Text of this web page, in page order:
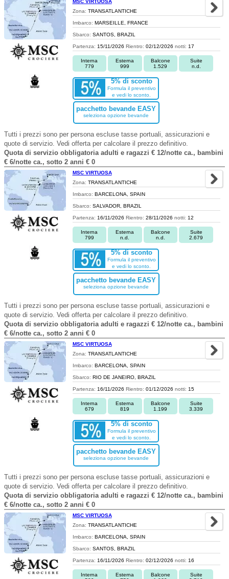
MSC VIRTUOSA
Zona: TRANSATLANTICHE
Imbarco: MARSEILLE, FRANCE
Sbarco: SANTOS, BRAZIL
Partenza: 15/11/2026 Rientro: 02/12/2026 notti: 17
Interna
779
Esterna
999
Balcone
1.529
Suite
n.d.
5% di sconto
Formula il preventivo
e vedi lo sconto.
pacchetto bevande EASY
seleziona opzione bevande
Tutti i prezzi sono per persona escluse tasse portuali, assicurazioni e
quote di servizio. Vedi offerta per calcolare il prezzo definitivo.
Quota di servizio obbligatoria adulti e ragazzi € 12/notte ca., bambini
€ 6/notte ca., sotto 2 anni € 0
MSC VIRTUOSA
Zona: TRANSATLANTICHE
Imbarco: BARCELONA, SPAIN
Sbarco: SALVADOR, BRAZIL
Partenza: 16/11/2026 Rientro: 28/11/2026 notti: 12
Interna
799
Esterna
n.d.
Balcone
n.d.
Suite
2.679
5% di sconto
Formula il preventivo
e vedi lo sconto.
pacchetto bevande EASY
seleziona opzione bevande
Tutti i prezzi sono per persona escluse tasse portuali, assicurazioni e
quote di servizio. Vedi offerta per calcolare il prezzo definitivo.
Quota di servizio obbligatoria adulti e ragazzi € 12/notte ca., bambini
€ 6/notte ca., sotto 2 anni € 0
MSC VIRTUOSA
Zona: TRANSATLANTICHE
Imbarco: BARCELONA, SPAIN
Sbarco: RIO DE JANEIRO, BRAZIL
Partenza: 16/11/2026 Rientro: 01/12/2026 notti: 15
Interna
679
Esterna
819
Balcone
1.199
Suite
3.339
5% di sconto
Formula il preventivo
e vedi lo sconto.
pacchetto bevande EASY
seleziona opzione bevande
Tutti i prezzi sono per persona escluse tasse portuali, assicurazioni e
quote di servizio. Vedi offerta per calcolare il prezzo definitivo.
Quota di servizio obbligatoria adulti e ragazzi € 12/notte ca., bambini
€ 6/notte ca., sotto 2 anni € 0
MSC VIRTUOSA
Zona: TRANSATLANTICHE
Imbarco: BARCELONA, SPAIN
Sbarco: SANTOS, BRAZIL
Partenza: 16/11/2026 Rientro: 02/12/2026 notti: 16
Interna
Esterna
Balcone
Suite